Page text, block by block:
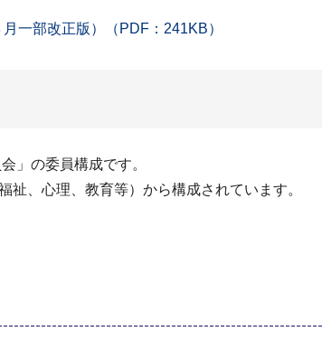
一部改正版）（PDF：241KB）
」の委員構成です。
、心理、教育等）から構成されています。